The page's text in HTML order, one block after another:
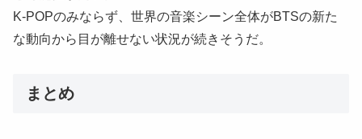
K-POPのみならず、世界の音楽シーン全体がBTSの新た
な動向から目が離せない状況が続きそうだ。
まとめ